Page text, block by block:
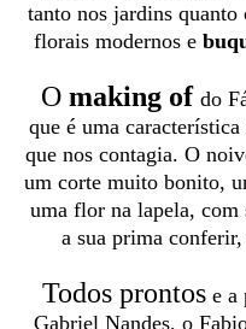
tanto nos jardins
florais modernos e
O making of do
que é uma
que nos contagia. O
um corte muito bonito,
uma flor na lapela, com
a sua prima
Todos prontos e a
Gabriel Nandes, o